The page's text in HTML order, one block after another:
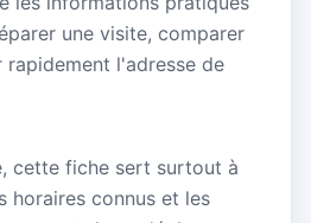
une visite, comparer
l'adresse de
cette fiche sert surtout à
horaires connus et les